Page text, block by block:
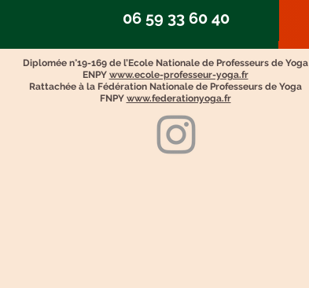
​06 59 33 60 40
Diplomée n°19-169 de l’Ecole Nationale de Professeurs de Yoga
ENPY www.ecole-professeur-yoga.fr
Rattachée à la Fédération Nationale de Professeurs de Yoga
FNPY www.federationyoga.fr